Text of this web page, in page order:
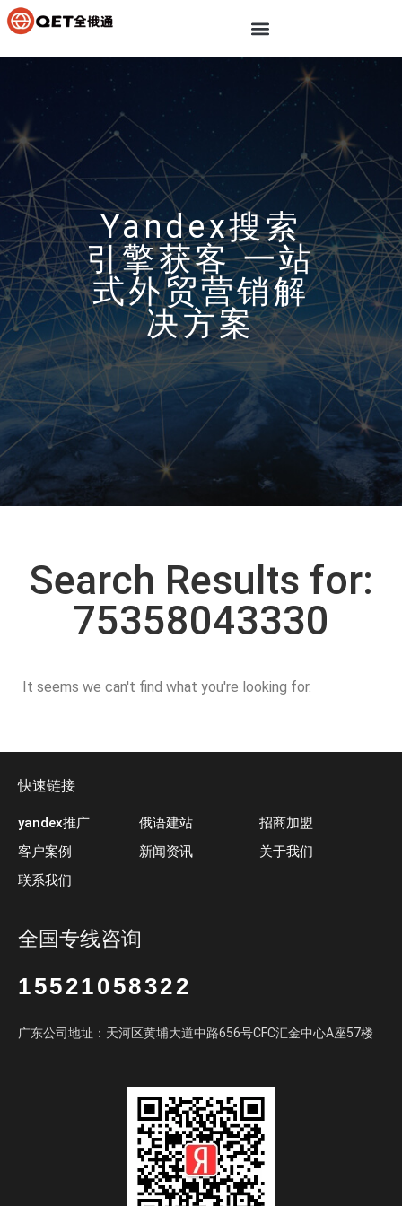
Yandex搜索
引擎获客 一站
式外贸营销解
决方案
Search Results for:
75358043330
It seems we can't find what you're looking for.
快速链接
yandex推广
客户案例
联系我们
俄语建站
新闻资讯
招商加盟
关于我们
全国专线咨询
15521058322
广东公司地址：天河区黄埔大道中路656号CFC汇金中心A座57楼